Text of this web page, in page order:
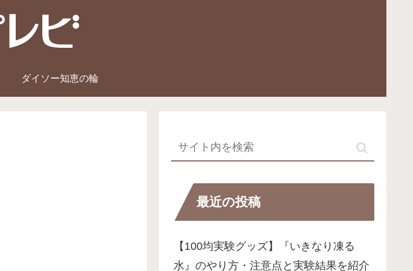
ダイソー知恵の輪
最近の投稿
【100均実験グッズ】『いきなり凍る
水』のやり方・注意点と実験結果を紹介